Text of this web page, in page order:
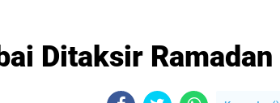
Ditaksir Ramadan